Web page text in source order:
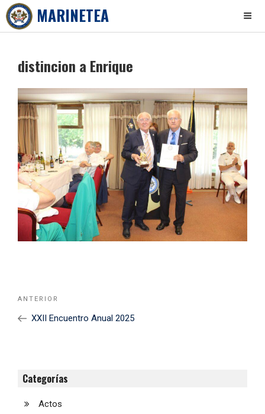
content
MARINETEA
distincion a Enrique
Navegación
entradas
Noticia
Anterior
ANTERIOR
XXII Encuentro Anual 2025
Categorías
Actos